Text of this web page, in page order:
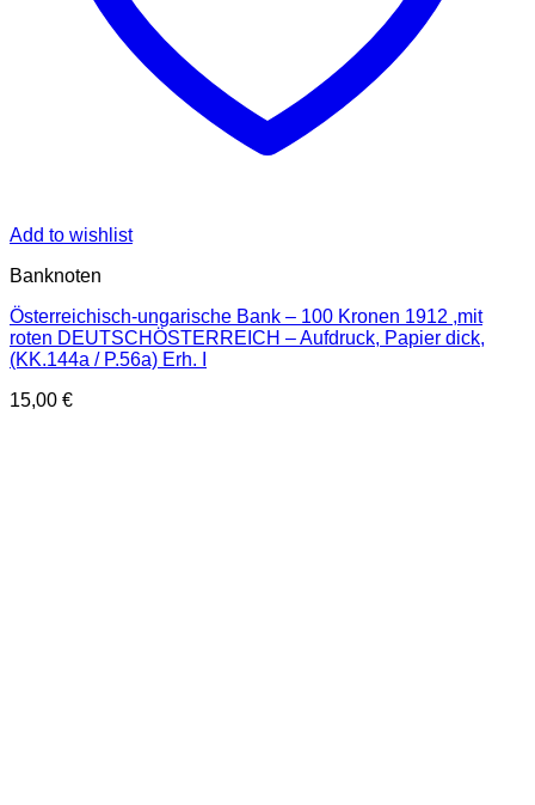
Add to wishlist
Banknoten
Österreichisch-ungarische Bank – 100 Kronen 1912 ,mit
roten DEUTSCHÖSTERREICH – Aufdruck, Papier dick,
(KK.144a / P.56a) Erh. I
15,00 €